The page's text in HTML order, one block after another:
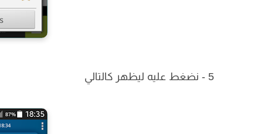
5 - نضغط عليه ليظهر كالتالي